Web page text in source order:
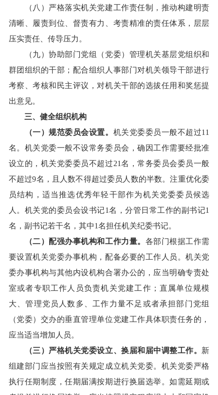
（八）严格落实机关党建工作责任制，推动构建明责
清晰、履责到位、督责有力、考责精准的责任体系，层层
压实责任、传导压力。
（九）协助部门党组（党委）管理机关基层党组织和
群团组织的干部；配合组织人事部门对机关领导干部进行
考察、考核和民主评议，对机关干部的选拔任用和奖惩提
出意见。
三、健全组织机构
（一）规范委员会设置。 机关党委委员一般不超过11
名。机关党委一般不设常务委员会，确因工作需要经批准
设立的，机关党委委员不超过21名，常务委员会委员一般
不超过9名，且人数不得超过委员人数的半数。注重优化委
员结构，适当推选优秀年轻干部作为机关党委委员候选
人。机关党的委员会设书记1名，分管日常工作的副书记1
名，副书记若干名，其中1名担任机关纪委书记。
（二）配强办事机构和工作力量。 各部门根据工作需
要设置机关党委办事机构，配备必要的工作人员。机关党
委办事机构与其他内设机构合署办公的，应当明确专责处
室或者专职工作人员负责机关党建工作；直属单位规模
大、管理党员人数多、工作力量不足或者承担部门党组
（党委）交办的垂直管理单位党建工作具体职责任务的，
应当适当增加人员。
（三）严格机关党委设立、换届和届中调整工作。 新
组建部门应当按照有关规定成立机关党委。机关党委严格
执行任期制度，任期届满按期进行换届选举。如需延期或